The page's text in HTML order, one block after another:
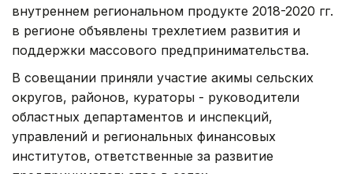
внутреннем региональном продукте 2018-2020 гг.
в регионе объявлены трехлетием развития и
поддержки массового предпринимательства.
В совещании приняли участие акимы сельских
округов, районов, кураторы - руководители
областных департаментов и инспекций,
управлений и региональных финансовых
институтов, ответственные за развитие